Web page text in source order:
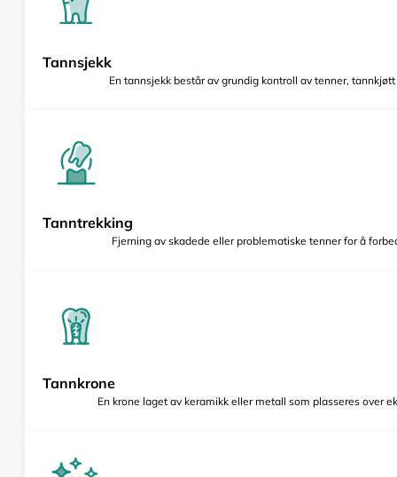
Tannsjekk
En tannsjekk består av grundig kontroll av tenner,
Tanntrekking
Fjerning av skadede eller problematiske tenner for å
Tannkrone
En krone laget av keramikk eller metall som plasseres over